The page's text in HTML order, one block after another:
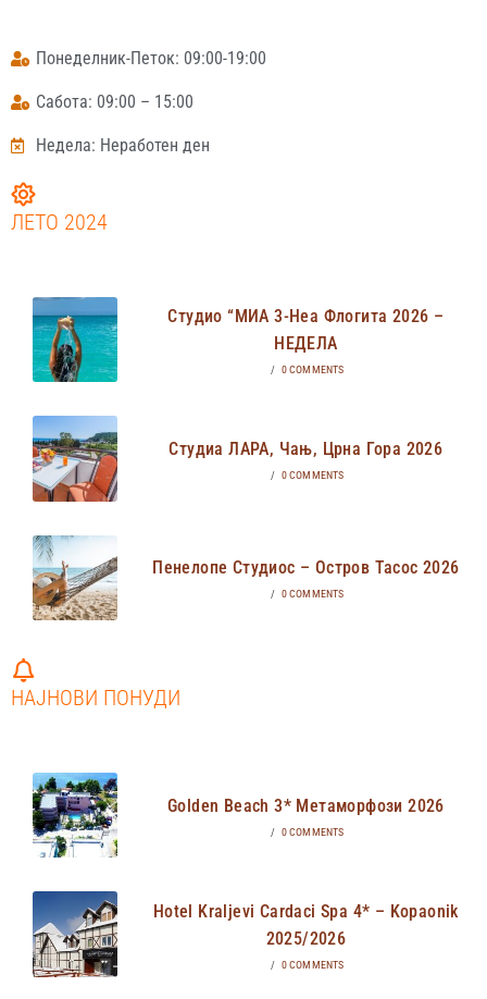
Понеделник-Петок: 09:00-19:00
Сабота: 09:00 – 15:00
Недела: Неработен ден
ЛЕТО 2024
Студио “МИА 3-Неа Флогита 2026 –
НЕДЕЛА
/ 0 COMMENTS
Студиа ЛАРА, Чањ, Црна Гора 2026
/ 0 COMMENTS
Пенелопе Студиос – Остров Тасос 2026
/ 0 COMMENTS
НАЈНОВИ ПОНУДИ
Golden Beach 3* Метаморфози 2026
/ 0 COMMENTS
Hotel Kraljevi Cardaci Spa 4* – Kopaonik
2025/2026
/ 0 COMMENTS